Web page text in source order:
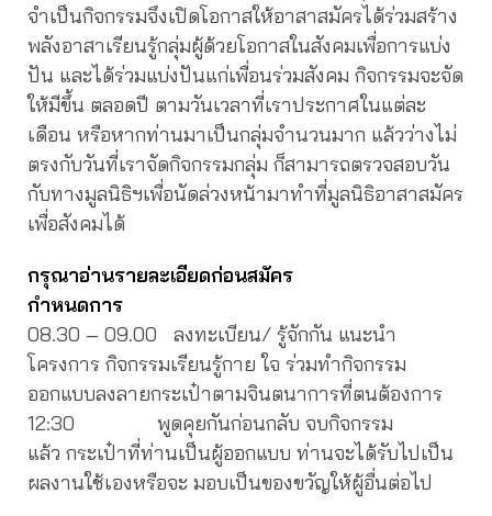
จำเป็นกิจกรรมจึงเปิดโอกาสให้อาสาสมัครได้ร่วมสร้าง
พลังอาสาเรียนรู้กลุ่มผู้ด้วยโอกาสในสังคมเพื่อการแบ่ง
ปัน และได้ร่วมแบ่งปันแก่เพื่อนร่วมสังคม กิจกรรมจะจัด
ให้มีขึ้น ตลอดปี ตามวันเวลาที่เราประกาศในแต่ละ
เดือน หรือหากท่านมาเป็นกลุ่มจำนวนมาก แล้วว่างไม่
ตรงกับวันที่เราจัดกิจกรรมกลุ่ม ก็สามารถตรวจสอบวัน
กับทางมูลนิธิฯเพื่อนัดล่วงหน้ามาทำที่มูลนิธิอาสาสมัคร
เพื่อสังคมได้
กรุณาอ่านรายละเอียดก่อนสมัคร
กำหนดการ
08.30 – 09.00
ลงทะเบียน/ รู้จักกัน แนะนำ
โครงการ กิจกรรมเรียนรู้กาย ใจ ร่วมทำกิจกรรม
ออกแบบลงลายกระเป๋าตามจินตนาการที่ตนต้องการ
12:30 พูดคุยกันก่อนกลับ จบกิจกรรม
แล้ว กระเป๋าที่ท่านเป็นผู้ออกแบบ ท่านจะได้รับไปเป็น
ผลงานใช้เองหรือจะ มอบเป็นของขวัญให้ผู้อื่นต่อไป